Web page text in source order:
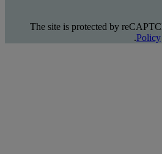
The site is protected by
Policy